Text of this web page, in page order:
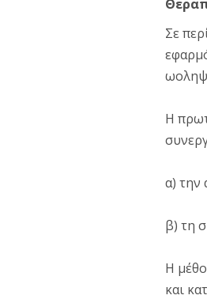
Σε
Η
α) την
β) τη
Η
και